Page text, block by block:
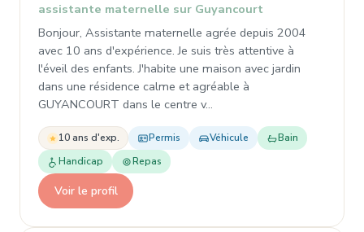
assistante maternelle sur Guyancourt
Bonjour, Assistante maternelle agrée depuis 2004
avec 10 ans d'expérience. Je suis très attentive à
l'éveil des enfants. J'habite une maison avec jardin
dans une résidence calme et agréable à
GUYANCOURT dans le centre v…
10 ans d'exp. Permis Véhicule
Bain
Handicap
Repas
Voir le profil